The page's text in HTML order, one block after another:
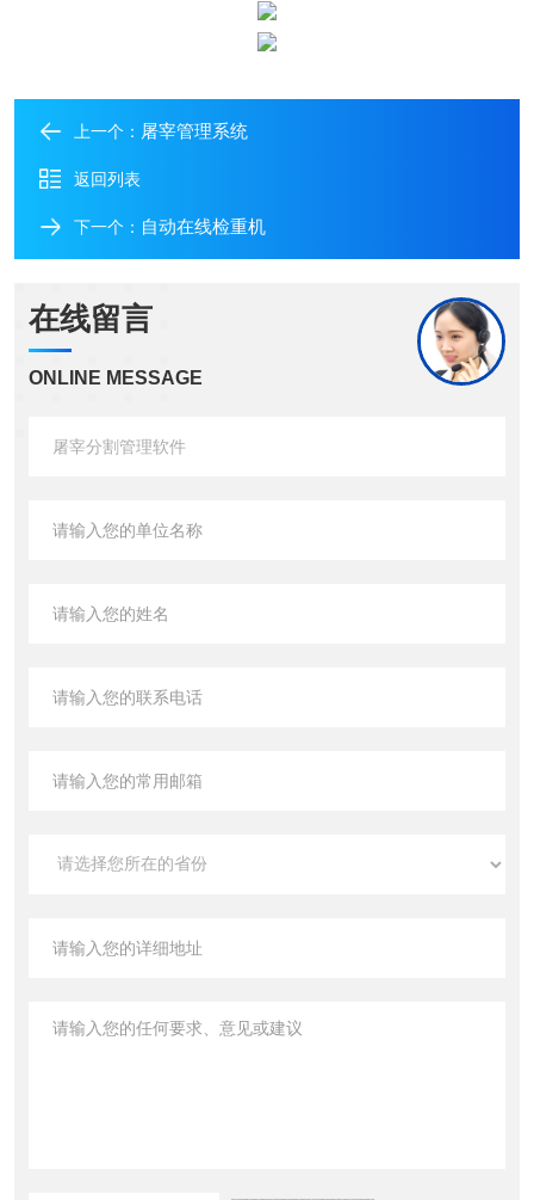
上一个： 屠宰管理系统
返回列表
下一个： 自动在线检重机
在线留言
ONLINE MESSAGE